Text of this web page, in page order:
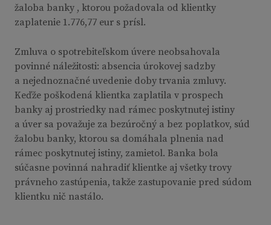
žaloba banky , ktorou požadovala od klientky
zaplatenie 1.776,77 eur s prísl.
Zmluva o spotrebiteľskom úvere neobsahovala
povinné náležitosti: absencia úrokovej sadzby
a nejednoznačné uvedenie doby trvania zmluvy.
Keďže poškodená klientka zaplatila v prospech
banky aj prostriedky nad rámec poskytnutej istiny
a úver sa považuje za bezúročný a bez poplatkov, súd
žalobu banky, ktorou sa domáhala plnenia nad
rámec poskytnutej istiny, zamietol. Banka bola
súčasne povinná nahradiť klientke aj všetky trovy
právneho zastúpenia, takže zastupovanie pred súdom
klientku nič nastálo.